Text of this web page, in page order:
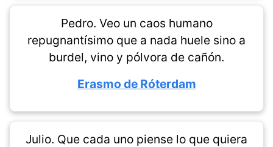
Pedro. Veo un caos humano
repugnantísimo que a nada huele sino a
burdel, vino y pólvora de cañón.
Erasmo de Róterdam
Julio. Que cada uno piense lo que quiera